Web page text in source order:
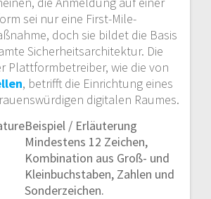
sei nur eine First-Mile-
doch sie bildet die Basis
Sicherheitsarchitektur. Die
Plattformbetreiber, wie die von
, betrifft die Einrichtung eines
digitalen Raumes.
Beispiel / Erläuterung
Mindestens 12 Zeichen,
Kombination aus Groß- und
Kleinbuchstaben, Zahlen und
Sonderzeichen.